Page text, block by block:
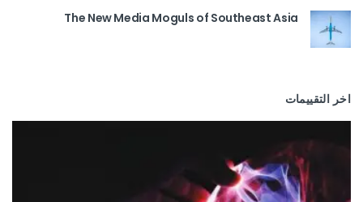
The New Media Moguls of Southeast Asia
اخر التقييمات